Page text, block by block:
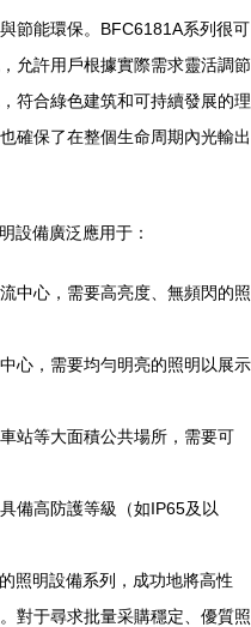
節能環保。BFC6181A系列很可
允許用戶根據實際需求靈活調節
符合綠色建筑和可持續發展的理
確保了在整個生命周期內光輸出
設備廣泛應用于：
中心，需要高亮度、無頻閃的照
心，需要均勻明亮的照明以展示
站等大面積公共場所，需要可
備高防護等級（如IP65及以
照明設備系列，成功地將高性
對于尋求批量采購穩定、優質照